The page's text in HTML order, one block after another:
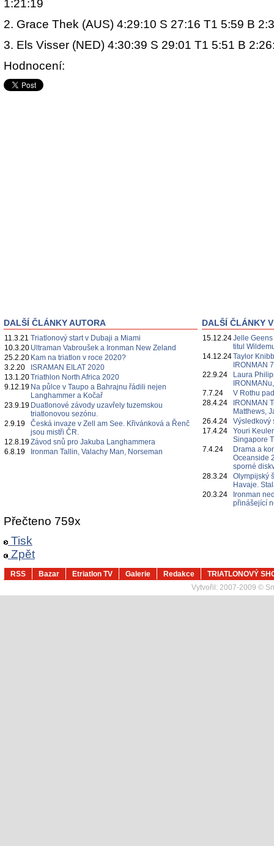
1:21:19
2. Grace Thek (AUS) 4:29:10 S 27:16 T1 5:59 B
3. Els Visser (NED) 4:30:39 S 29:01 T1 5:51 B
Hodnocení:
DALŠÍ ČLÁNKY AUTORA
11.3.21 Triatlonový start v Dubaji a Miami
10.3.20 Ultraman Vabroušek a Ironman New Zeland
25.2.20 Kam na triatlon v roce 2020?
3.2.20
ISRAMAN EILAT 2020
13.1.20Triathlon North Africa 2020
9.12.19 Na půlce v Taupo a Bahrajnu řádili nejen
Langhammer a Kočař
23.9.19 Duatlonové závody uzavřely tuzemskou
triatlonovou sezónu.
2.9.19
Česká invaze v Zell am See. Křivánková a Řenč
jsou mistři ČR.
12.8.19Závod snů pro Jakuba Langhammera
6.8.19
Ironman Tallin, Valachy Man, Norseman
DALŠÍ ČLÁNKY
15.12.24Jelle
titul
14.12.24Taylor
IRONMAN
22.9.24
Laura
7.7.24
V Rothu
28.4.24
IRONMAN
Matthews,
26.4.24
Výsledkový
17.4.24
Youri
Singapore
7.4.24
Drama a
Oceanside
sporné
28.3.24
Olympijský
Havaje.
20.3.24
Ironman
přinášející
Přečteno 759x
Tisk
Zpět
RSS Bazar Etriatlon TV Galerie Redakce
TRIATLONOVÝ
Vytvořil: 2007-2009 ©